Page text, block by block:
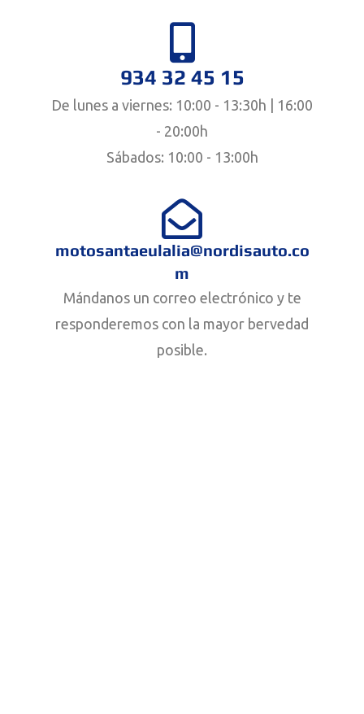
934 32 45 15
De lunes a viernes: 10:00 - 13:30h | 16:00
- 20:00h
Sábados: 10:00 - 13:00h
motosantaeulalia@nordisauto.co
m
Mándanos un correo electrónico y te
responderemos con la mayor bervedad
posible.